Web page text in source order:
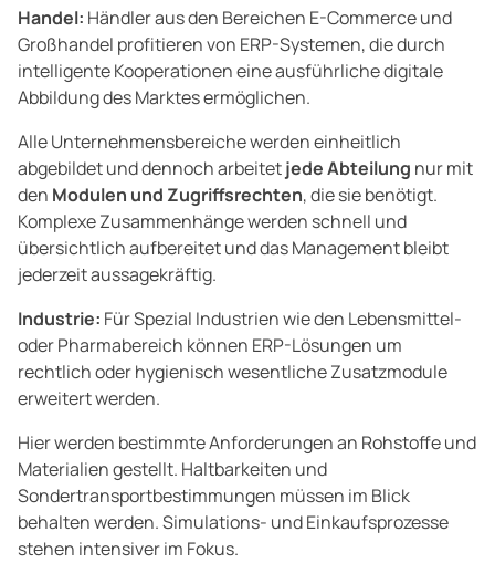
Handel: Händler aus den Bereichen E-Commerce und
Großhandel profitieren von ERP-Systemen, die durch
intelligente Kooperationen eine ausführliche digitale
Abbildung des Marktes ermöglichen.
Alle Unternehmensbereiche werden einheitlich
abgebildet und dennoch arbeitetjede Abteilung nur mit
den Modulen und Zugriffsrechten, die sie benötigt.
Komplexe Zusammenhänge werden schnell und
übersichtlich aufbereitet und das Management bleibt
jederzeit aussagekräftig.
Industrie: Für Spezial Industrien wie den Lebensmittel-
oder Pharmabereich können ERP-Lösungen um
rechtlich oder hygienisch wesentliche Zusatzmodule
erweitert werden.
Hier werden bestimmte Anforderungen an Rohstoffe und
Materialien gestellt. Haltbarkeiten und
Sondertransportbestimmungen müssen im Blick
behalten werden. Simulations- und Einkaufsprozesse
stehen intensiver im Fokus.